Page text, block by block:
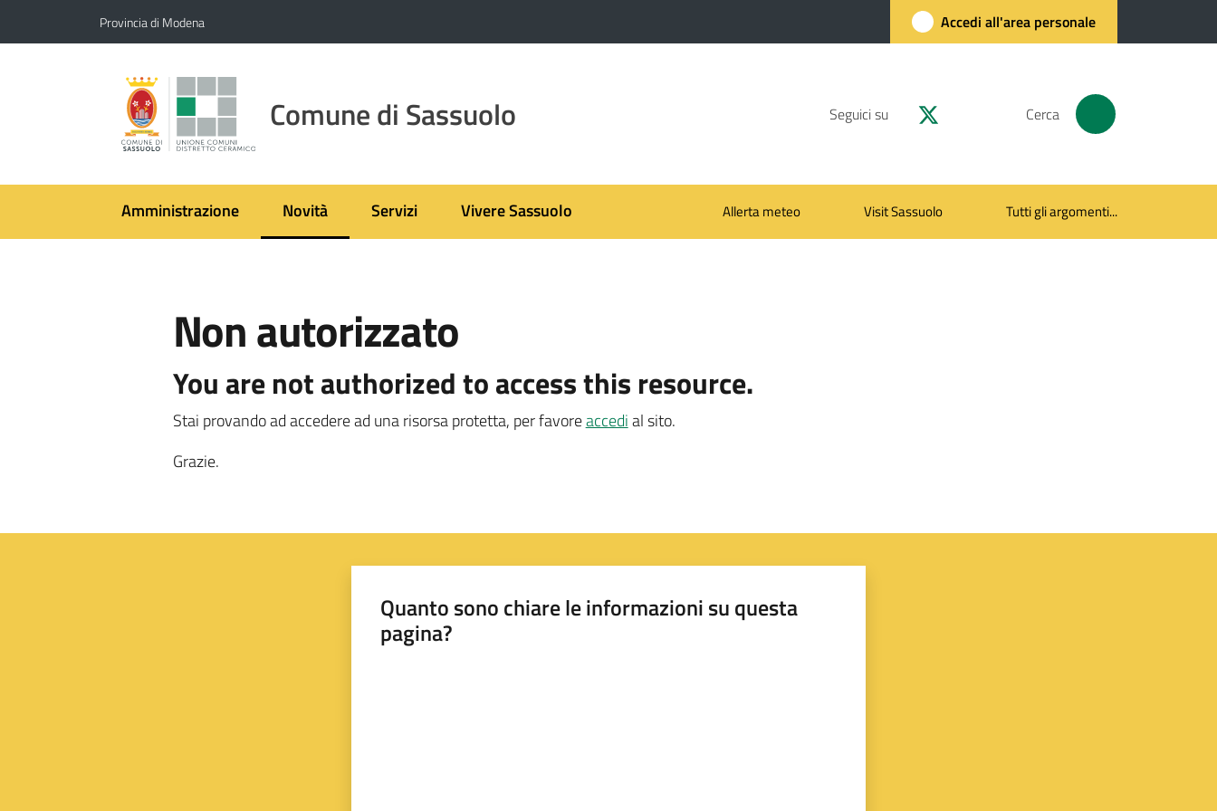
Provincia di Modena Accedi all'area personale
Comune di Sassuolo Seguici su Cerca
Amministrazione Novità
Menu selezionato
Servizi Vivere Sassuolo Allerta meteo Visit Sassuolo Tutti gli argomenti...
Non autorizzato
You are not authorized to access this resource.
Stai provando ad accedere ad una risorsa protetta, per favoreaccedial sito.
Grazie.
Quanto sono chiare le informazioni su questa
pagina?